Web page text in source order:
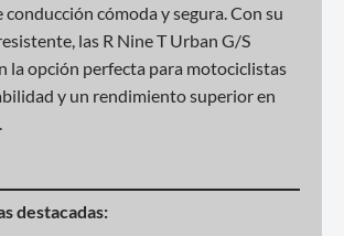
conducción cómoda y segura. Con su
las R Nine T Urban G/S
la opción perfecta para motociclistas
y un rendimiento superior en
destacadas: